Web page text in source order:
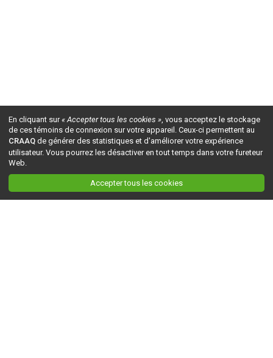
En cliquant sur« Accepter tous les cookies », vous acceptez le stockage
de ces témoins de connexion sur votre appareil. Ceux-ci permettent au
CRAAQ de générer des statistiques et d'améliorer votre expérience
utilisateur. Vous pourrez les désactiver en tout temps dans votre fureteur
Web.
Accepter tous les cookies